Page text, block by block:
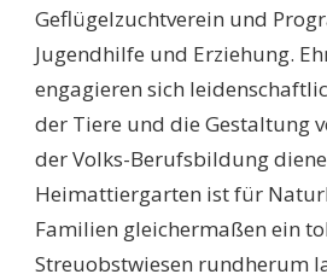
Geflügelzuchtverein und
Jugendhilfe und Erziehung.
engagieren sich
der Tiere und die Gestaltung
der Volks-Berufsbildung
Heimattiergarten ist für
Familien gleichermaßen ein
Streuobstwiesen rundherum